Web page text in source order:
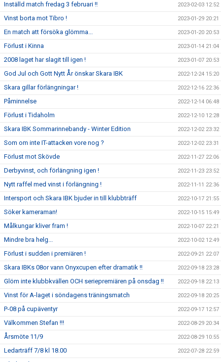
Inställd match fredag 3 februari !! 2023-02-03 12:52
Vinst borta mot Tibro ! 2023-01-29 20:21
En match att försöka glömma... 2023-01-20 20:53
Förlust i Kinna 2023-01-14 21:04
2008 laget har slagit till igen ! 2023-01-07 20:53
God Jul och Gott Nytt År önskar Skara IBK 2022-12-24 15:20
Skara gillar förlängningar ! 2022-12-16 22:36
Påminnelse 2022-12-14 06:48
Förlust i Tidaholm 2022-12-10 12:28
Skara IBK Sommarinnebandy - Winter Edition 2022-12-02 23:32
Som om inte IT-attacken vore nog ? 2022-12-02 23:31
Förlust mot Skövde 2022-11-27 22:06
Derbyvinst, och förlängning igen ! 2022-11-23 23:52
Nytt raffel med vinst i förlängning ! 2022-11-11 22:36
Intersport och Skara IBK bjuder in till klubbträff 2022-10-17 21:55
Söker kameraman! 2022-10-15 15:49
Målkungar kliver fram ! 2022-10-07 22:21
Mindre bra helg... 2022-10-02 12:49
Förlust i sudden i premiären ! 2022-09-21 22:07
Skara IBKs 08or vann Onyxcupen efter dramatik !! 2022-09-18 23:28
Glöm inte klubbkvällen OCH seriepremiären på onsdag !! 2022-09-18 22:13
Vinst för A-laget i söndagens träningsmatch 2022-09-18 20:25
P-08 på cupäventyr 2022-09-17 12:57
Välkommen Stefan !!! 2022-08-29 20:34
Årsmöte 11/9 2022-08-29 10:55
Ledarträff 7/8 kl 18.00 2022-07-28 22:59